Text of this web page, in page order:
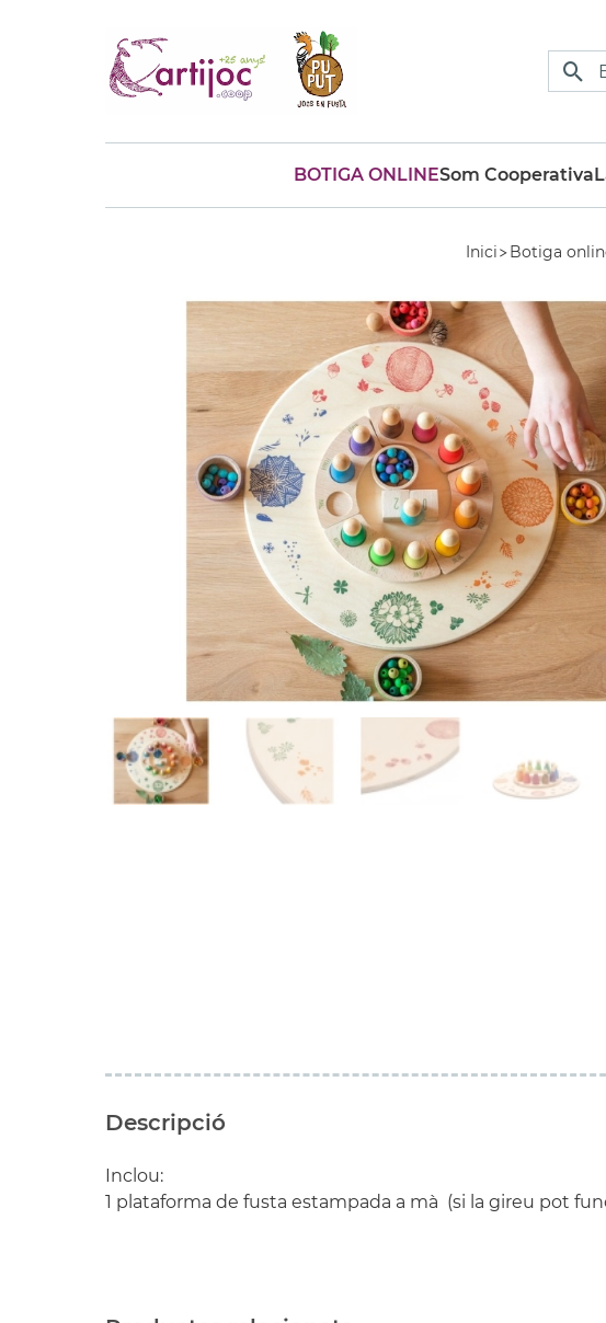
BOTIGA ONLINESom Cooperativa
Inici Botiga
Descripció
Inclou:
1 plataforma de fusta estampada a mà (si la gireu pot